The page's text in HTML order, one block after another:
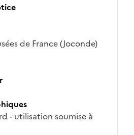
de France (Joconde)
- utilisation soumise à